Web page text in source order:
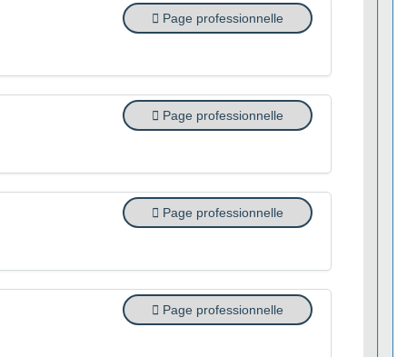
Page professionnelle
Page professionnelle
Page professionnelle
Page professionnelle